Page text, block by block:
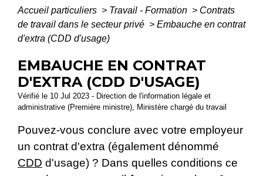
Accueil particuliers > Travail - Formation > Contrats
de travail dans le secteur privé > Embauche en contrat
d'extra (CDD d'usage)
EMBAUCHE EN CONTRAT
D'EXTRA (CDD D'USAGE)
Vérifié le 10 Jul 2023 - Direction de l'information légale et
administrative (Première ministre), Ministère chargé du travail
Pouvez-vous conclure avec votre employeur
un contrat d'extra (également dénommé
CDD d'usage) ? Dans quelles conditions ce